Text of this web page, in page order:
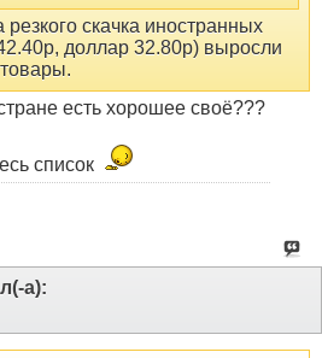
резкого скачка иностранных
доллар 32.80р) выросли
есть хорошее своё???
список
а):